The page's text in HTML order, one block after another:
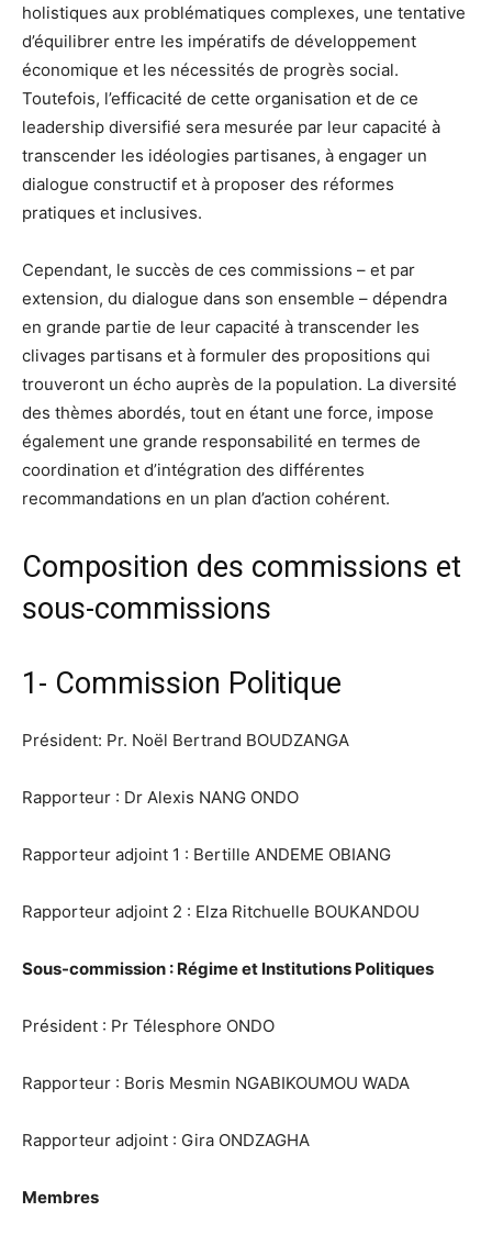
holistiques aux problématiques complexes, une tentative
d’équilibrer entre les impératifs de développement
économique et les nécessités de progrès social.
Toutefois, l’efficacité de cette organisation et de ce
leadership diversifié sera mesurée par leur capacité à
transcender les idéologies partisanes, à engager un
dialogue constructif et à proposer des réformes
pratiques et inclusives.
Cependant, le succès de ces commissions – et par
extension, du dialogue dans son ensemble – dépendra
en grande partie de leur capacité à transcender les
clivages partisans et à formuler des propositions qui
trouveront un écho auprès de la population. La diversité
des thèmes abordés, tout en étant une force, impose
également une grande responsabilité en termes de
coordination et d’intégration des différentes
recommandations en un plan d’action cohérent.
Composition des commissions et
sous-commissions
1- Commission Politique
Président: Pr. Noël Bertrand BOUDZANGA
Rapporteur : Dr Alexis NANG ONDO
Rapporteur adjoint 1 : Bertille ANDEME OBIANG
Rapporteur adjoint 2 : Elza Ritchuelle BOUKANDOU
Sous-commission : Régime et Institutions Politiques
Président : Pr Télesphore ONDO
Rapporteur : Boris Mesmin NGABIKOUMOU WADA
Rapporteur adjoint : Gira ONDZAGHA
Membres